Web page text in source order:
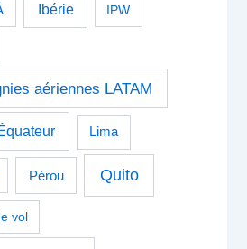
Ibérie IPW
aériennes LATAM
Lima
Pérou Quito
vol